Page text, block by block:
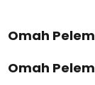
Omah
Omah